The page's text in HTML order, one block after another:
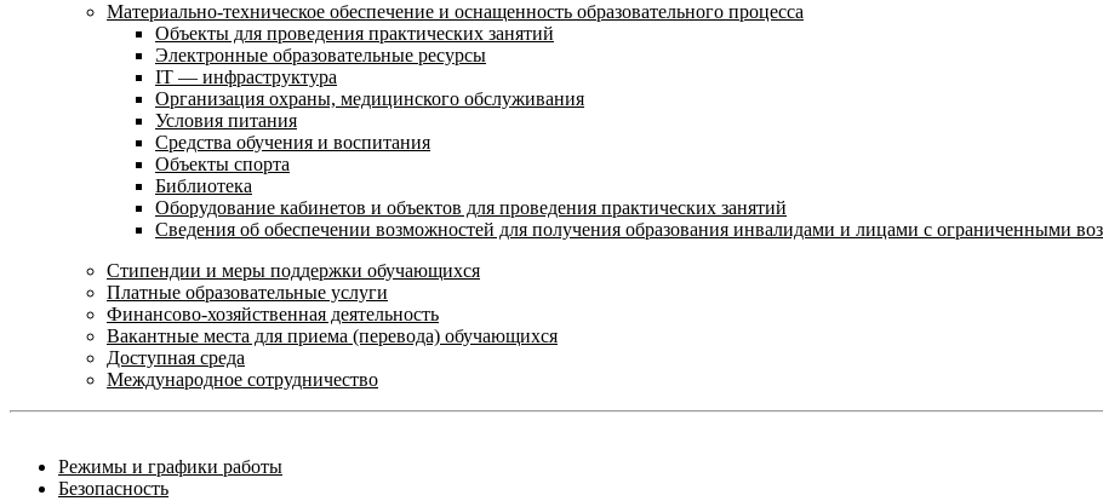
Материально-техническое обеспечение и оснащенность образовательного процесса
Объекты для проведения практических занятий
Электронные образовательные ресурсы
IT — инфраструктура
Организация охраны, медицинского обслуживания
Условия питания
Средства обучения и воспитания
Объекты спорта
Библиотека
Оборудование кабинетов и объектов для проведения практических занятий
Сведения об обеспечении возможностей для получения образования инвалидами и лицами с ограниченными
Стипендии и меры поддержки обучающихся
Платные образовательные услуги
Финансово-хозяйственная деятельность
Вакантные места для приема (перевода) обучающихся
Доступная среда
Международное сотрудничество
Режимы и графики работы
Безопасность